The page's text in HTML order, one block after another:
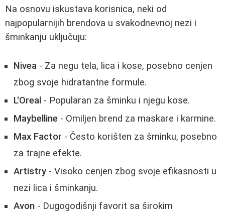
Na osnovu iskustava korisnica, neki od
najpopularnijih brendova u svakodnevnoj nezi i
šminkanju uključuju:
Nivea - Za negu tela, lica i kose, posebno cenjen
zbog svoje hidratantne formule.
L'Oreal - Popularan za šminku i njegu kose.
Maybelline - Omiljen brend za maskare i karmine.
Max Factor - Često korišten za šminku, posebno
za trajne efekte.
Artistry - Visoko cenjen zbog svoje efikasnosti u
nezi lica i šminkanju.
Avon - Dugogodišnji favorit sa širokim